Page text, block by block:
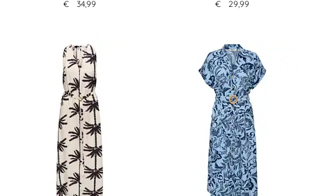
€ 34,99 € 29,99